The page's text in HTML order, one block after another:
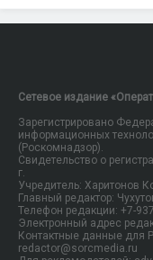
Сетевое издание
Зарегистрировано
информационных
(Роскомнадзор).
Свидетельство о
г.
Учредитель: Харитонов
Главный редактор:
Телефон редакции: +7-
Электронный адрес
Контактные данные для
redactor@sorcmedia.ru